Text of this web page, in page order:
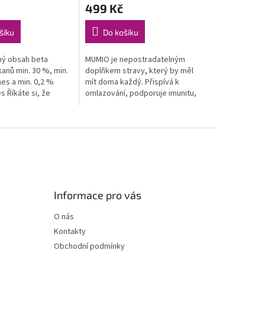
obsah beta
min. 30 %, min.
a min. 0,2 %
Říkáte si, že
499 Kč
Do košíku
MUMIO je nepostradatelným
doplňkem stravy, který by měl
mít doma každý. Přispívá k
omlazování, podporuje imunitu,
Informace pro vás
O nás
Kontakty
Obchodní podmínky